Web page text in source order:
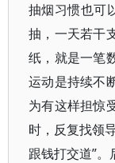
抽烟习惯也可
抽，一天若干
纸，就是一笔
运动是持续不
为有这样担惊
时，反复找领
跟钱打交道”。